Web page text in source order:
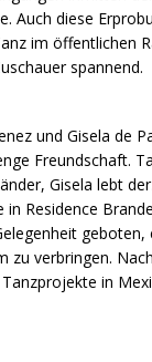
Auch diese
im öffentlichen
spannend.
und Gisela de
Freundschaft.
Gisela lebt
Residence
geboten,
zu verbringen.
in